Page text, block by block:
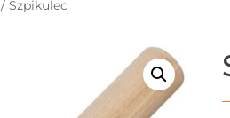
/ Szpikulec